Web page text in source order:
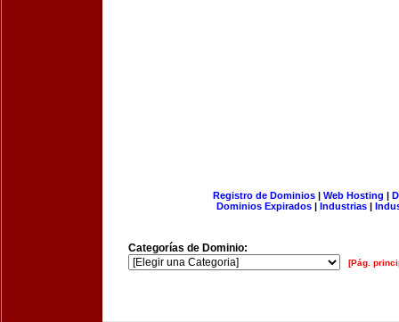
Registro de Dominios| Web Hosting |
Dominios Expirados | Industrias |
Categorías de Dominio:
[Pág.